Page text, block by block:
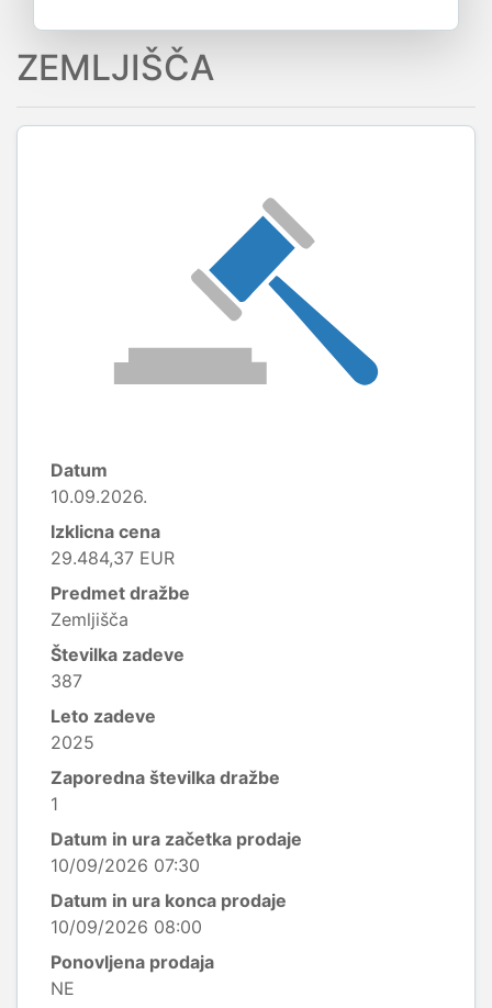
ZEMLJIŠČA
Datum
10.09.2026.
Izklicna cena
29.484,37 EUR
Predmet dražbe
Zemljišča
Številka zadeve
387
Leto zadeve
2025
Zaporedna številka dražbe
1
Datum in ura začetka prodaje
10/09/2026 07:30
Datum in ura konca prodaje
10/09/2026 08:00
Ponovljena prodaja
NE